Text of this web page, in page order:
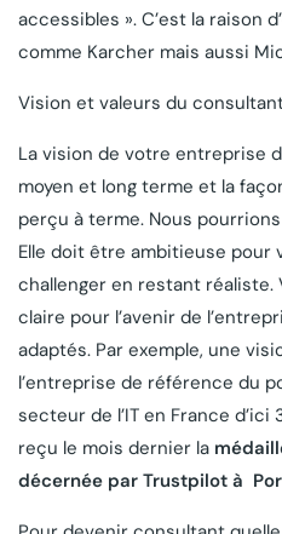
accessibles ». C’est la raison
comme Karcher mais aussi
Vision et valeurs du
La vision de votre entreprise
moyen et long terme et la
perçu à terme. Nous
Elle doit être ambitieuse pour
challenger en restant
claire pour l’avenir de
adaptés. Par exemple, une
l’entreprise de référence du
secteur de l’IT en France d’ici
reçu le mois dernier la
décernée par Trustpilot à